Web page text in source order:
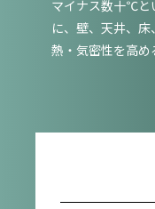
マイナス数十℃と
に、壁、天井、
熱・気密性を高め